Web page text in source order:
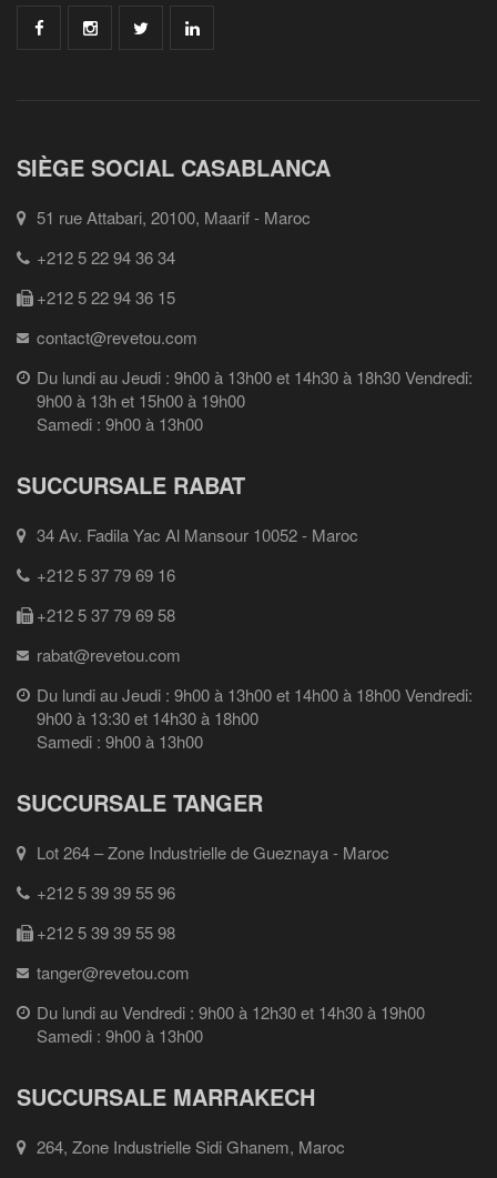
SIÈGE SOCIAL CASABLANCA
51 rue Attabari, 20100, Maarif - Maroc
+212 5 22 94 36 34
+212 5 22 94 36 15
contact@revetou.com
Du lundi au Jeudi : 9h00 à 13h00 et 14h30 à 18h30 Vendredi:
9h00 à 13h et 15h00 à 19h00
Samedi : 9h00 à 13h00
SUCCURSALE RABAT
34 Av. Fadila Yac Al Mansour 10052 - Maroc
+212 5 37 79 69 16
+212 5 37 79 69 58
rabat@revetou.com
Du lundi au Jeudi : 9h00 à 13h00 et 14h00 à 18h00 Vendredi:
9h00 à 13:30 et 14h30 à 18h00
Samedi : 9h00 à 13h00
SUCCURSALE TANGER
Lot 264 – Zone Industrielle de Gueznaya - Maroc
+212 5 39 39 55 96
+212 5 39 39 55 98
tanger@revetou.com
Du lundi au Vendredi : 9h00 à 12h30 et 14h30 à 19h00
Samedi : 9h00 à 13h00
SUCCURSALE MARRAKECH
264, Zone Industrielle Sidi Ghanem, Maroc